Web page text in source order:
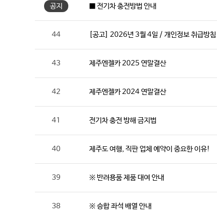
공지 ■ 전기차 충전방법 안내
44 [공고] 2026년 3월 4일 / 개인정보 취급방침
43 제주엔젤카 2025 연말결산
42 제주엔젤카 2024 연말결산
41 전기차 충전 방해 금지법
40 제주도 여행, 직판 업체 예약이 중요한 이유!
39 ※ 반려용품 제품 대여 안내
38 ※ 승합 좌석 배열 안내